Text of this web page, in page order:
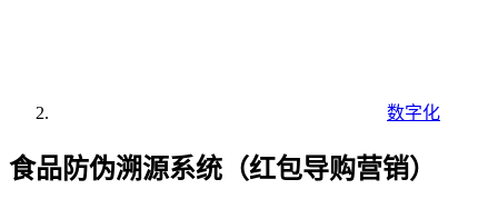
数字化
食品防伪溯源系统（红包导购营销）